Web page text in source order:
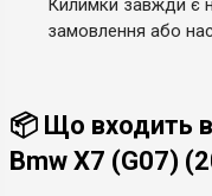
Килимки завжди є
замовлення або
📦 Що входить
Bmw X7 (G07)